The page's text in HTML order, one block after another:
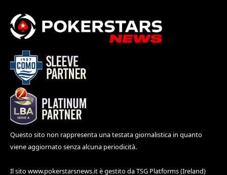
Questo sito non rappresenta una testata giornalistica in quanto
viene aggiornato senza alcuna periodicità.
Il sito www.pokerstarsnews.itè gestito da TSG Platforms (Ireland)